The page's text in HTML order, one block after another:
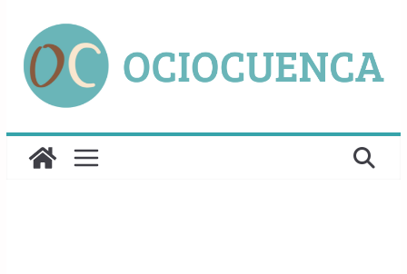
contenido